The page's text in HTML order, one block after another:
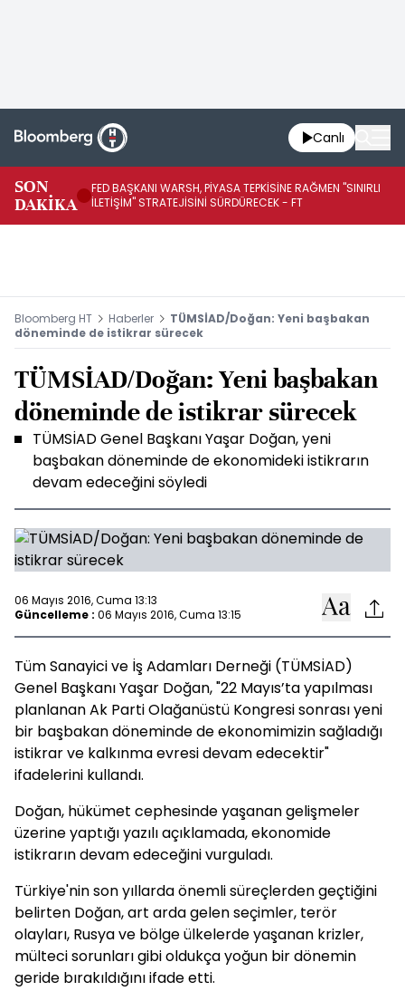
Canlı
SON
DAKİKA
FED BAŞKANI WARSH, PİYASA TEPKİSİNE RAĞMEN "SINIRLI
İLETİŞİM" STRATEJİSİNİ SÜRDÜRECEK - FT
Bloomberg HT Haberler
TÜMSİAD/Doğan: Yeni başbakan
döneminde de istikrar sürecek
TÜMSİAD/Doğan: Yeni başbakan
döneminde de istikrar sürecek
TÜMSİAD Genel Başkanı Yaşar Doğan, yeni
başbakan döneminde de ekonomideki istikrarın
devam edeceğini söyledi
06 Mayıs 2016, Cuma 13:13
Güncelleme : 06 Mayıs 2016, Cuma 13:15
Tüm Sanayici ve İş Adamları Derneği (TÜMSİAD)
Genel Başkanı Yaşar Doğan, "22 Mayıs’ta yapılması
planlanan Ak Parti Olağanüstü Kongresi sonrası yeni
bir başbakan döneminde de ekonomimizin sağladığı
istikrar ve kalkınma evresi devam edecektir"
ifadelerini kullandı.
Doğan, hükümet cephesinde yaşanan gelişmeler
üzerine yaptığı yazılı açıklamada, ekonomide
istikrarın devam edeceğini vurguladı.
Türkiye'nin son yıllarda önemli süreçlerden geçtiğini
belirten Doğan, art arda gelen seçimler, terör
olayları, Rusya ve bölge ülkelerde yaşanan krizler,
mülteci sorunları gibi oldukça yoğun bir dönemin
geride bırakıldığını ifade etti.